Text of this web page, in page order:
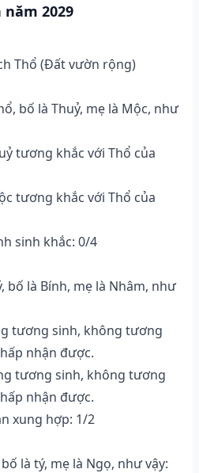
2029
Thổ (Ðất vườn rộng)
bố là Thuỷ, mẹ là Mộc, như
tương khắc với Thổ của
tương khắc với Thổ của
sinh khắc: 0/4
bố là Bính, mẹ là Nhâm, như
tương sinh, không tương
nhận được.
tương sinh, không tương
nhận được.
xung hợp: 1/2
là tý, mẹ là Ngọ, như vậy: